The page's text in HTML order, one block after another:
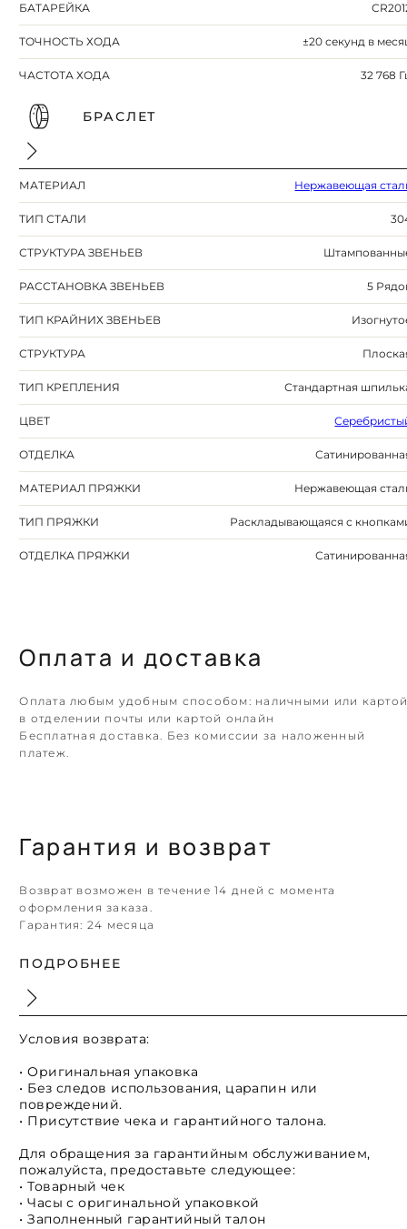
БАТАРЕЙКА
ТОЧНОСТЬ ХОДА ±20 секунд в
ЧАСТОТА ХОДА 32 768
БРАСЛЕТ
МАТЕРИАЛ Нержавеющая
ТИП СТАЛИ
СТРУКТУРА ЗВЕНЬЕВ
РАССТАНОВКА ЗВЕНЬЕВ 5
ТИП КРАЙНИХ ЗВЕНЬЕВ
СТРУКТУРА
ТИП КРЕПЛЕНИЯ Стандартная
ЦВЕТ
ОТДЕЛКА
МАТЕРИАЛ ПРЯЖКИ Нержавеющая
ТИП ПРЯЖКИ Раскладывающаяся с
ОТДЕЛКА ПРЯЖКИ
Оплата и доставка
Оплата любым удобным способом: наличными или
в отделении почты или картой онлайн
Бесплатная доставка. Без комиссии за наложенный
платеж.
Гарантия и возврат
Возврат возможен в течение 14 дней с момента
оформления заказа.
Гарантия: 24 месяца
ПОДРОБНЕЕ
Условия возврата:
• Оригинальная упаковка
• Без следов использования, царапин или
повреждений.
• Присутствие чека и гарантийного талона.
Для обращения за гарантийным обслуживанием,
пожалуйста, предоставьте следующее:
• Товарный чек
• Часы с оригинальной упаковкой
• Заполненный гарантийный талон